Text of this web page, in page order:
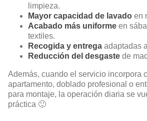
limpieza.
Mayor capacidad de lavado en
Acabado más uniforme en
textiles.
Recogida y entrega adaptadas
Reducción del desgaste de
Además, cuando el servicio incorpora
apartamento, doblado profesional o
para montaje, la operación diaria se
práctica 🙂